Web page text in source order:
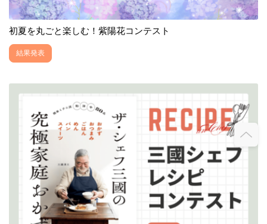
初夏を丸ごと楽しむ！紫陽花コンテスト
結果発表